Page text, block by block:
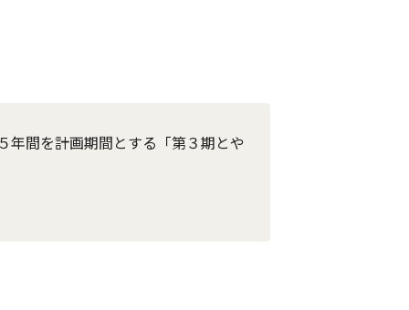
年間を計画期間とする「第３期とや